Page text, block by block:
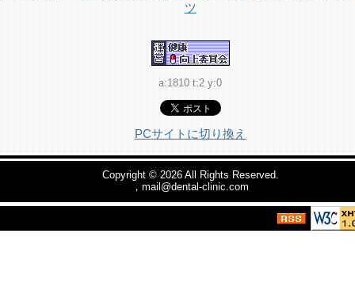
ツ
a:1810 t:2 y:0
PCサイトに切り換え
Copyright © 2026 All Rights Reserved.
，mail@dental-clinic.com